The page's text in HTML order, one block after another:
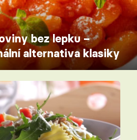
bez lepku –
alternativa klasiky